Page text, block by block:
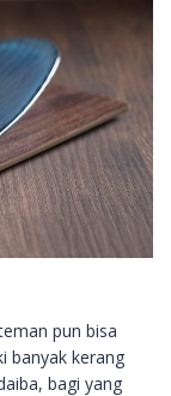
pun bisa
banyak kerang
bagi yang